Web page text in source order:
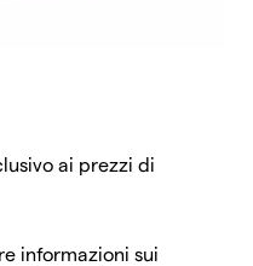
ai prezzi di
informazioni sui